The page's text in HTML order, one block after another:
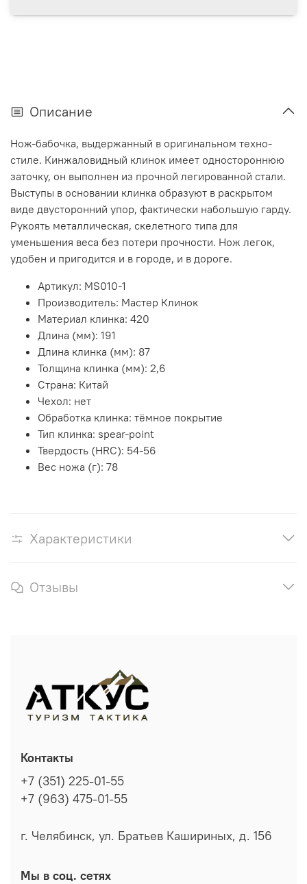
Описание
Нож-бабочка, выдержанный в оригинальном техно-
стиле. Кинжаловидный клинок имеет одностороннюю
заточку, он выполнен из прочной легированной стали.
Выступы в основании клинка образуют в раскрытом
виде двусторонний упор, фактически набольшую гарду.
Рукоять металлическая, скелетного типа для
уменьшения веса без потери прочности. Нож легок,
удобен и пригодится и в городе, и в дороге.
Артикул: MS010-1
Производитель: Мастер Клинок
Материал клинка: 420
Длина (мм): 191
Длина клинка (мм): 87
Толщина клинка (мм): 2,6
Страна: Китай
Чехол: нет
Обработка клинка: тёмное покрытие
Тип клинка: spear-point
Твердость (HRC): 54-56
Вес ножа (г): 78
Характеристики
Отзывы
Контакты
+7 (351) 225-01-55
+7 (963) 475-01-55
г. Челябинск, ул. Братьев Кашириных, д. 156
Мы в соц. сетях